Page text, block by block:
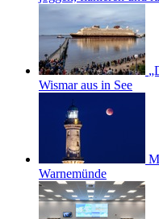
Wismar aus in See
Warnemünde